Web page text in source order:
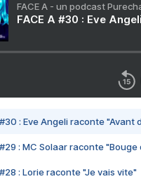
FACE A - un podcast
FACE A #30 : Eve
#30 : Eve Angeli raconte "Avant
#29 : MC Solaar raconte "Bouge
#28 : Lorie raconte "Je vais vite"